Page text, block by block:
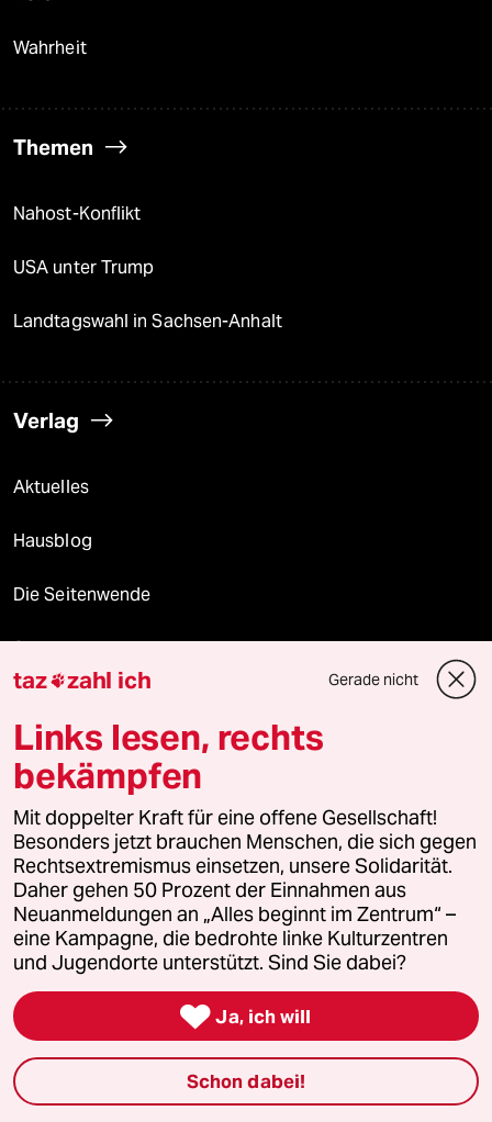
Wahrheit
Themen
Nahost-Konflikt
USA unter Trump
Landtagswahl in Sachsen-Anhalt
Verlag
Aktuelles
Hausblog
Die Seitenwende
Stellen
Unterstützen
abo
genossenschaft
taz zahl ich
recherchefonds ausland
panterstiftung
taz zahl ich Gerade nicht
Links lesen, rechts
bekämpfen
Mit doppelter Kraft für eine offene Gesellschaft!
Besonders jetzt brauchen Menschen, die sich gegen
Rechtsextremismus einsetzen, unsere Solidarität.
Daher gehen 50 Prozent der Einnahmen aus
Neuanmeldungen an „Alles beginnt im Zentrum“ –
eine Kampagne, die bedrohte linke Kulturzentren
und Jugendorte unterstützt. Sind Sie dabei?
 Ja, ich will
Schon dabei!